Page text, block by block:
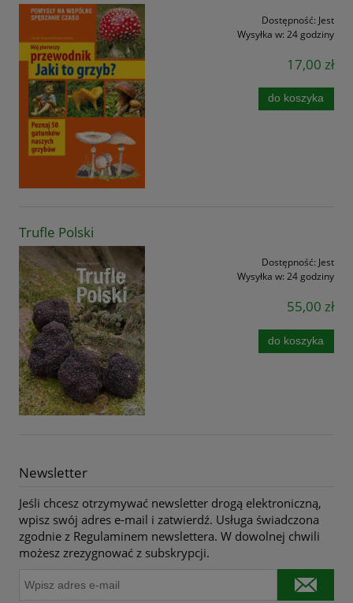
Dostępność: Jest
Wysyłka w: 24 godziny
17,00 zł
do koszyka
Trufle Polski
Dostępność: Jest
Wysyłka w: 24 godziny
55,00 zł
do koszyka
Newsletter
Jeśli chcesz otrzymywać newsletter drogą elektroniczną,
wpisz swój adres e-mail i zatwierdź. Usługa świadczona
zgodnie z Regulaminem newslettera. W dowolnej chwili
możesz zrezygnować z subskrypcji.